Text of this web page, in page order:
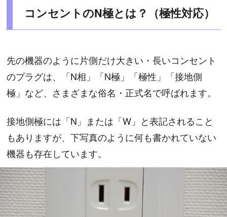
コンセントのN極とは？（極性対応）
先の機器のように片側だけ大きい・長いコンセント
のプラグは、「N相」「N極」「極性」「接地側
極」など、さまざまな俗名・正式名で呼ばれます。
接地側極には「N」または「W」と表記されること
もありますが、下写真のように何も書かれていない
機器も存在しています。